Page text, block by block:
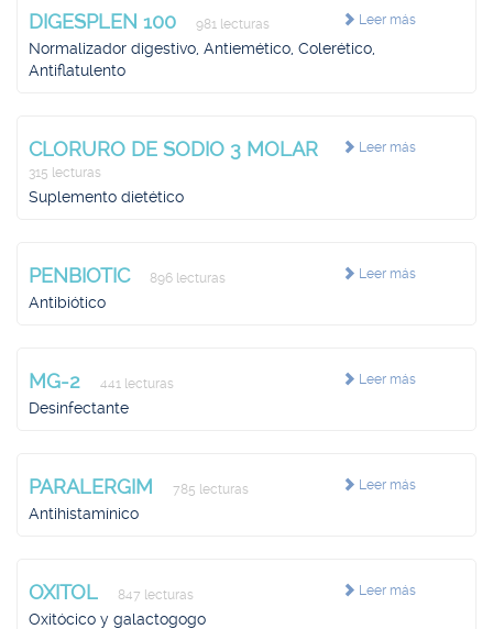
Leer más
DIGESPLEN 100 981 lecturas
Normalizador digestivo, Antiemético, Colerético,
Antiflatulento
Leer más
CLORURO DE SODIO 3 MOLAR
315 lecturas
Suplemento dietético
Leer más
PENBIOTIC 896 lecturas
Antibiótico
Leer más
MG-2 441 lecturas
Desinfectante
Leer más
PARALERGIM 785 lecturas
Antihistamínico
Leer más
OXITOL 847 lecturas
Oxitócico y galactogogo